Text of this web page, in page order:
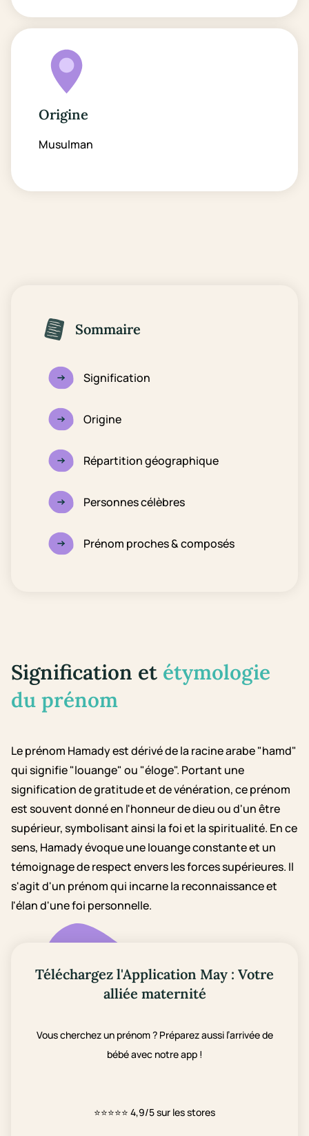
Origine
Musulman
Sommaire
Signification
Origine
Répartition géographique
Personnes célèbres
Prénom proches & composés
Signification et étymologie
du prénom
Le prénom Hamady est dérivé de la racine arabe "hamd"
qui signifie "louange" ou "éloge". Portant une
signification de gratitude et de vénération, ce prénom
est souvent donné en l'honneur de dieu ou d'un être
supérieur, symbolisant ainsi la foi et la spiritualité. En ce
sens, Hamady évoque une louange constante et un
témoignage de respect envers les forces supérieures. Il
s'agit d'un prénom qui incarne la reconnaissance et
l'élan d'une foi personnelle.
Téléchargez l'Application May : Votre
alliée maternité
Vous cherchez un prénom ? Préparez aussi l’arrivée de
bébé avec notre app !
⭐⭐⭐⭐⭐ 4,9/5 sur les stores